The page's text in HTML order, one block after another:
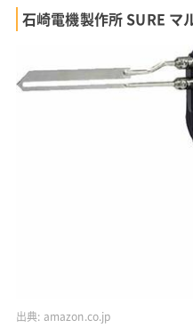
石崎電機製作所 SURE マ
出典: amazon.co.jp